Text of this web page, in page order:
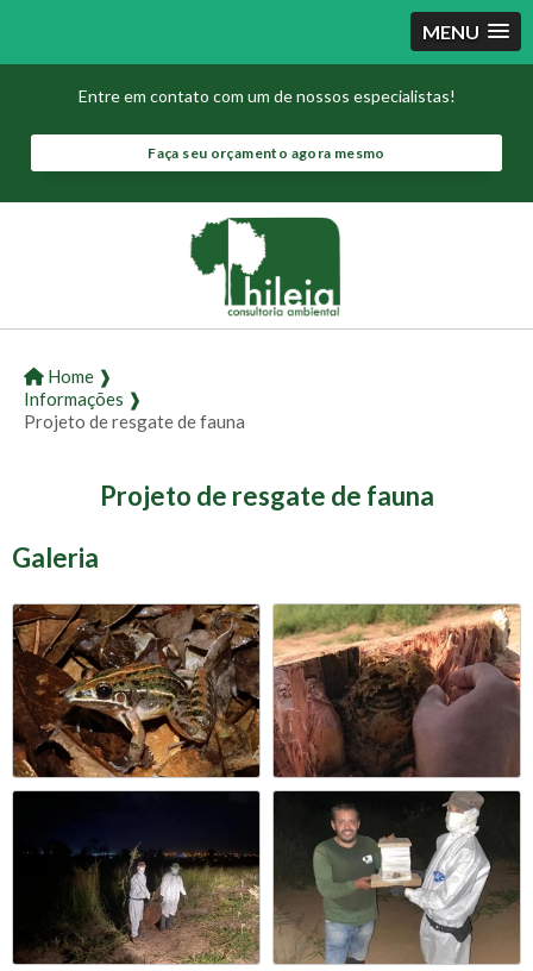
MENU
Entre em contato com um de nossos especialistas!
Faça seu orçamento agora mesmo
Home ❱
Informações ❱
Projeto de resgate de fauna
Projeto de resgate de fauna
Galeria